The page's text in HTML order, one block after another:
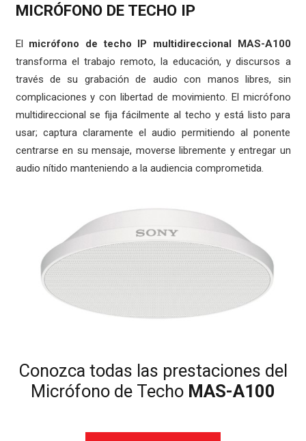
MICRÓFONO DE TECHO IP
El micrófono de techo IP multidireccional MAS-A100
transforma el trabajo remoto, la educación, y discursos a
través de su grabación de audio con manos libres, sin
complicaciones y con libertad de movimiento. El micrófono
multidireccional se fija fácilmente al techo y está listo para
usar; captura claramente el audio permitiendo al ponente
centrarse en su mensaje, moverse libremente y entregar un
audio nítido manteniendo a la audiencia comprometida.
Conozca todas las prestaciones del
Micrófono de Techo MAS-A100